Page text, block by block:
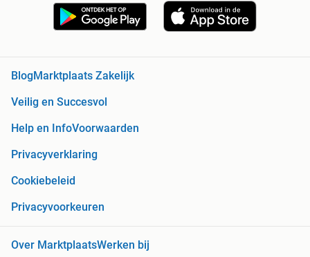
BlogMarktplaats Zakelijk
Veilig en Succesvol
Help en InfoVoorwaarden
Privacyverklaring
Cookiebeleid
Privacyvoorkeuren
Over MarktplaatsWerken bij